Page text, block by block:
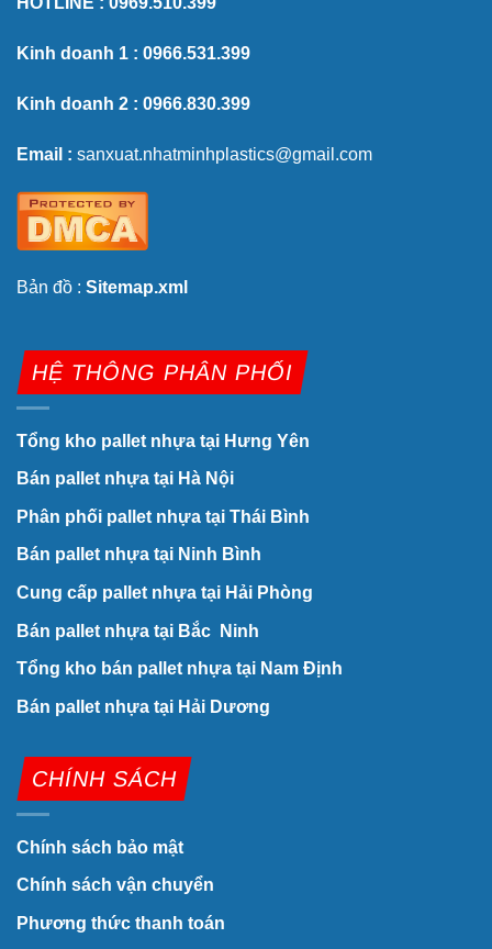
Kinh doanh 1 : 0966.531.399
Kinh doanh 2 : 0966.830.399
Email : sanxuat.nhatminhplastics@gmail.com
Bản đồ : Sitemap.xml
HỆ THÔNG PHÂN PHỐI
Tổng kho pallet nhựa tại Hưng Yên
Bán pallet nhựa tại Hà Nội
Phân phối pallet nhựa tại Thái Bình
Bán pallet nhựa tại Ninh Bình
Cung cấp pallet nhựa tại Hải Phòng
Bán pallet nhựa tại Bắc Ninh
Tổng kho bán pallet nhựa tại Nam Định
Bán pallet nhựa tại Hải Dương
CHÍNH SÁCH
Chính sách bảo mật
Chính sách vận chuyển
Phương thức thanh toán